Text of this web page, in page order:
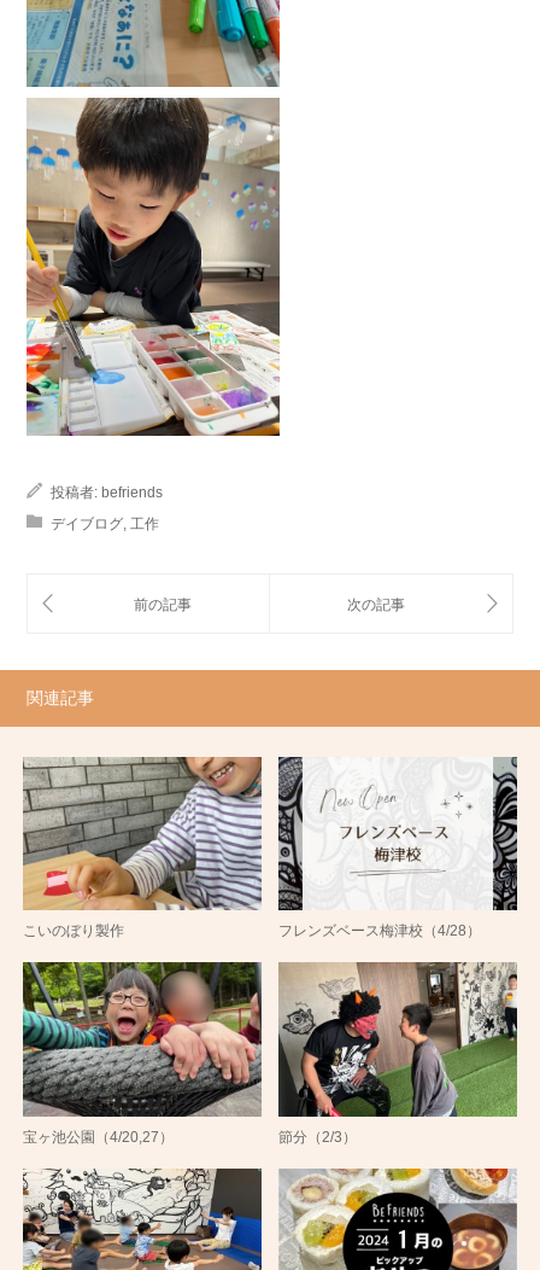
投稿者: befriends
デイブログ, 工作
関連記事
こいのぼり製作 フレンズベース梅津校（4/28）
宝ヶ池公園（4/20,27） 節分（2/3）